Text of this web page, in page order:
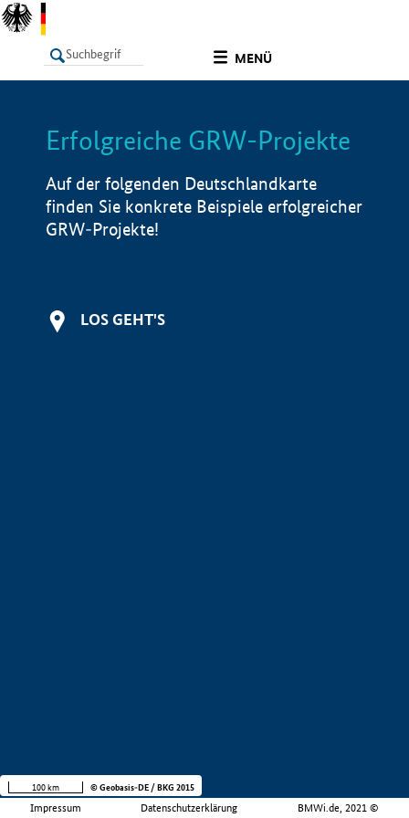
MENÜ
LISTE Info
Erfolgreiche GRW-Projekte
Auf der folgenden Deutschlandkarte
finden Sie konkrete Beispiele erfolgreicher
GRW-Projekte!
LOS GEHT'S
Impressum Datenschutzerklärung BMWi.de, 2021 ©
100 km © Geobasis-DE / BKG 2015